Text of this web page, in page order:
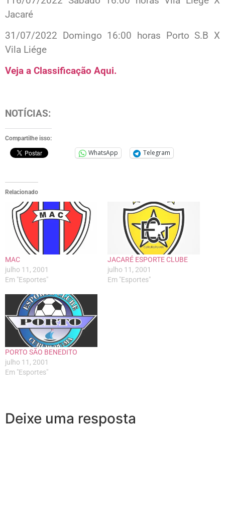
Jacaré
31/07/2022 Domingo 16:00 horas Porto S.B X
Vila Liége
Veja a Classificação Aqui.
NOTÍCIAS:
Compartilhe isso:
WhatsApp Telegram
Relacionado
MAC
julho 11, 2001
Em "Esportes"
JACARÉ ESPORTE CLUBE
julho 11, 2001
Em "Esportes"
PORTO SÃO BENEDITO
julho 11, 2001
Em "Esportes"
Deixe uma resposta